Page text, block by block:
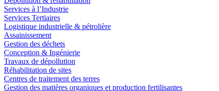
Services à l’Industrie
Services Tertiaires
Logistique industrielle & pétrolière
Assainissement
Gestion des déchets
Conception & Ingénierie
Travaux de dépollution
Réhabilitation de sites
Centres de traitement des terres
Gestion des matières organiques et production fertilisantes